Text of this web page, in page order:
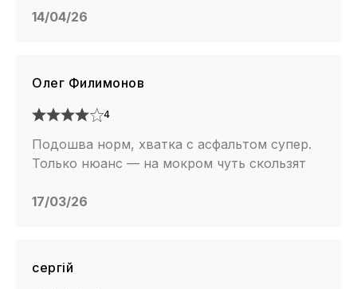
14/04/26
Олег Филимонов
4
Подошва норм, хватка с асфальтом супер.
Только нюанс — на мокром чуть скользят
17/03/26
сергій